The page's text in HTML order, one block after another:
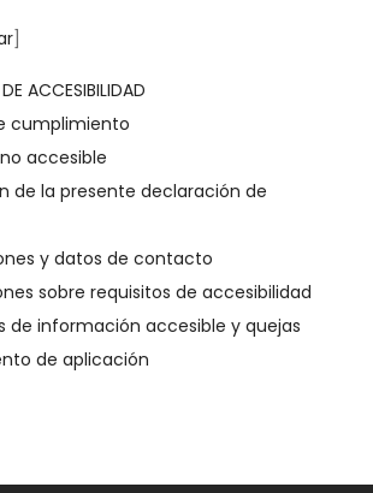
ACCESIBILIDAD
cumplimiento
accesible
de la presente declaración de
y datos de contacto
sobre requisitos de accesibilidad
de información accesible y quejas
de aplicación